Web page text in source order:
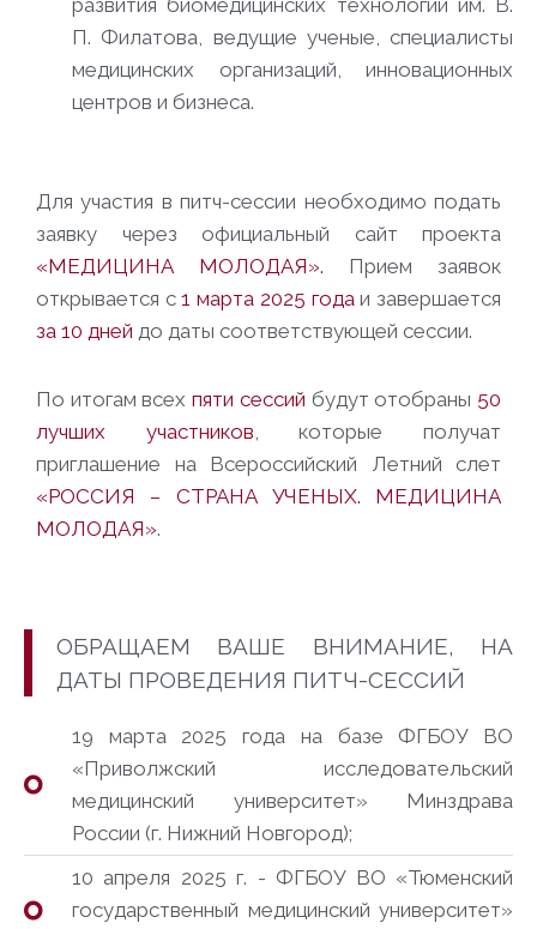
развития биомедицинских технологий им. В.
П. Филатова, ведущие ученые, специалисты
медицинских организаций, инновационных
центров и бизнеса.
Для участия в питч-сессии необходимо подать
заявку через официальный сайт проекта
«МЕДИЦИНА МОЛОДАЯ». Прием заявок
открывается с1 марта 2025 годаи завершается
за 10 дней до даты соответствующей сессии.
По итогам всехпяти сессий будут отобраны 50
лучших участников, которыеполучат
приглашение на Всероссийский Летний слет
«РОССИЯ – СТРАНА УЧЕНЫХ. МЕДИЦИНА
МОЛОДАЯ».
ОБРАЩАЕМ ВАШЕ ВНИМАНИЕ, НА
ДАТЫ ПРОВЕДЕНИЯ ПИТЧ-СЕССИЙ
19 марта 2025 года на базе ФГБОУ ВО
«Приволжский исследовательский
медицинский университет» Минздрава
России (г. Нижний Новгород);
10 апреля 2025 г. - ФГБОУ ВО «Тюменский
государственный медицинский университет»